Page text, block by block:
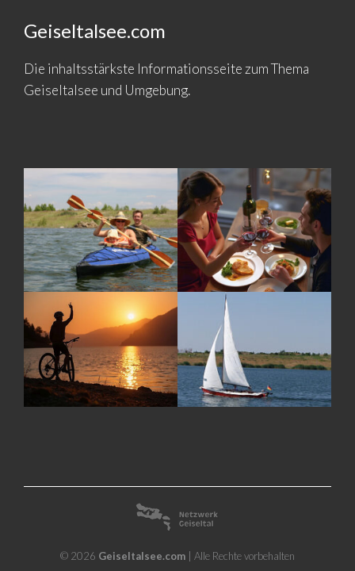
Geiseltalsee.com
Die inhaltsstärkste Informationsseite zum Thema
Geiseltalsee und Umgebung.
© 2026 Geiseltalsee.com | Alle Rechte vorbehalten